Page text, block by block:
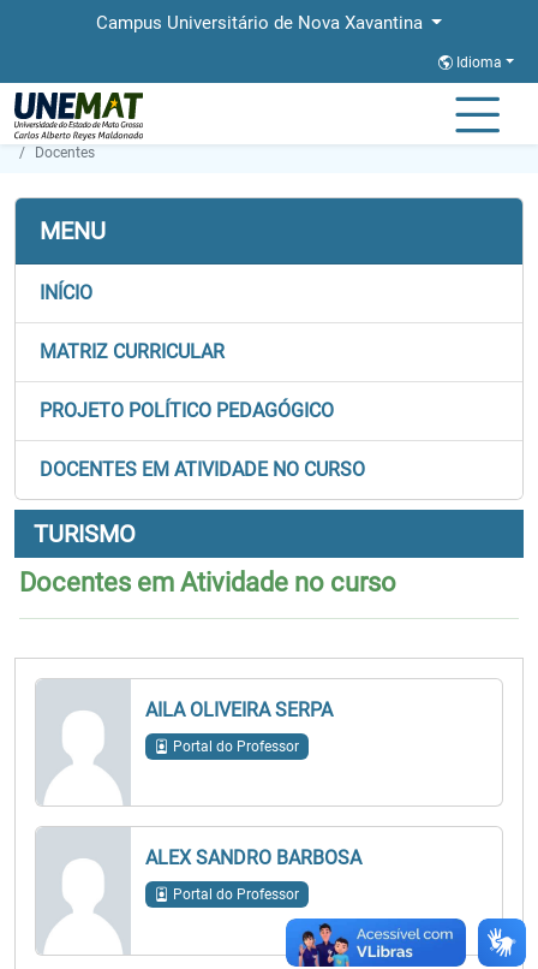
Campus Universitário de Nova Xavantina
Idioma
Página Inicial
Turismo
Docentes
MENU
INÍCIO
MATRIZ CURRICULAR
PROJETO POLÍTICO PEDAGÓGICO
DOCENTES EM ATIVIDADE NO CURSO
TURISMO
Docentes em Atividade no curso
AILA OLIVEIRA SERPA
Portal do Professor
ALEX SANDRO BARBOSA
Portal do Professor